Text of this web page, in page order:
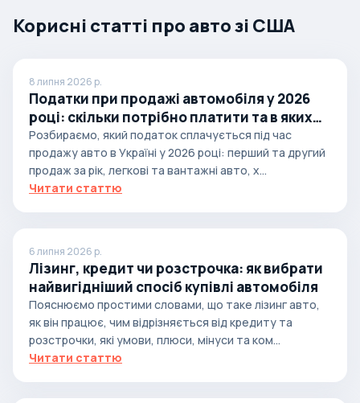
Корисні статті про авто зі США
8 липня 2026 р.
Податки при продажі автомобіля у 2026
році: скільки потрібно платити та в яких
випадках
Розбираємо, який податок сплачується під час
продажу авто в Україні у 2026 році: перший та другий
продаж за рік, легкові та вантажні авто, х...
Читати статтю
6 липня 2026 р.
Лізинг, кредит чи розстрочка: як вибрати
найвигідніший спосіб купівлі автомобіля
Пояснюємо простими словами, що таке лізинг авто,
як він працює, чим відрізняється від кредиту та
розстрочки, які умови, плюси, мінуси та ком...
Читати статтю